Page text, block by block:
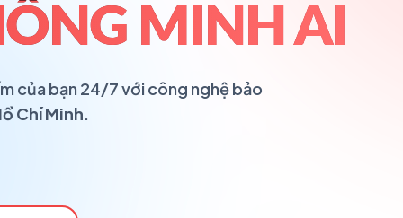
MINH AI
của bạn 24/7 với công nghệ bảo
Chí Minh.